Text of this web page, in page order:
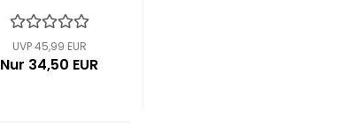
UVP 45,99 EUR
Nur 34,50 EUR